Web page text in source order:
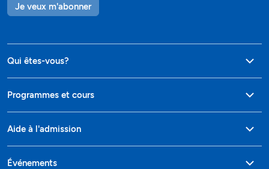
Je veux m'abonner
Qui êtes-vous?
Programmes et cours
Aide à l'admission
Événements